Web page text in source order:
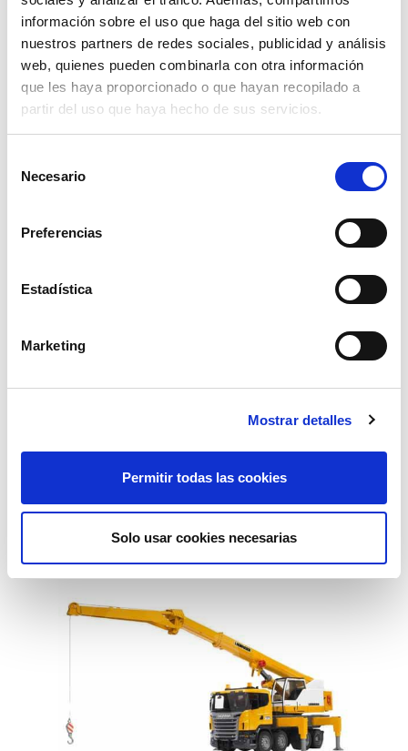
información sobre el uso que haga del sitio web con
nuestros partners de redes sociales, publicidad y análisis
web, quienes pueden combinarla con otra información
que les haya proporcionado o que hayan recopilado a
partir del uso que haya hecho de sus servicios.
Necesario
Preferencias
Estadística
Marketing
Mostrar detalles
Permitir todas las cookies
Solo usar cookies necesarias
cosechadora claas lexion 780
119,49€ comprar
94,73€ comprar